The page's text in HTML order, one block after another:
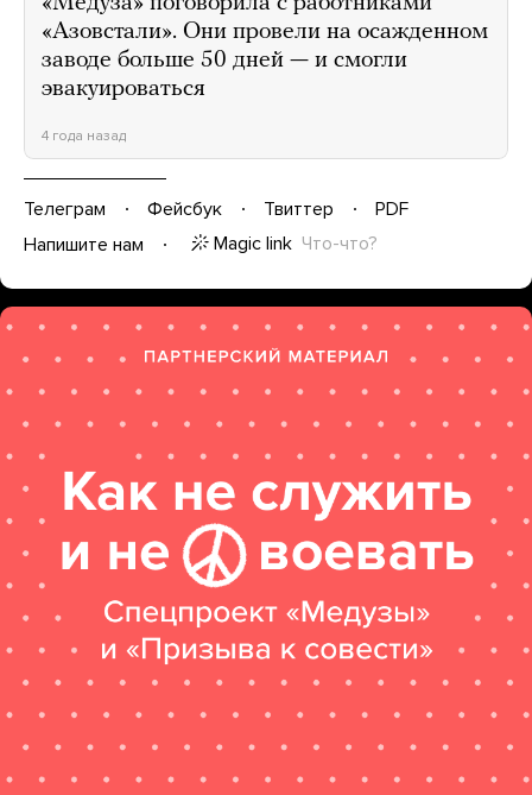
«Азовстали». Они провели на осажденном
заводе больше 50 дней — и смогли
эвакуироваться
4 года назад
Телеграм Фейсбук Твиттер
PDF
Напишите нам
Magic link Что-что?